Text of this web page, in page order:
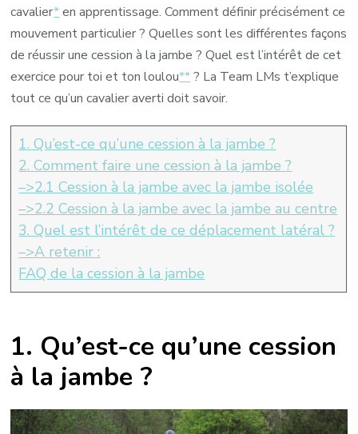
cavalier*en apprentissage. Comment définir précisément ce
mouvement particulier ? Quelles sont les différentes façons
de réussir une cession à la jambe ? Quel est l’intérêt de cet
exercice pour toi et ton loulou**? La Team LMs t’explique
tout ce qu’un cavalier averti doit savoir.
1. Qu’est-ce qu’une cession à la jambe?
2. Comment faire une cession à la jambe ?
–>2.1 Cession à la jambe avec la jambe isolée
–>2.2 Cession à la jambe avec la jambe au centre
3. Quel est l’intérêt de ce déplacement latéral ?
–>A retenir :
FAQ de la cession à la jambe
1. Qu’est-ce qu’une cession
à la jambe ?